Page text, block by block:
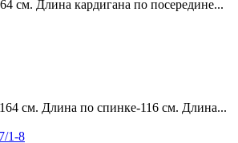
см. Длина кардигана по посередине...
см. Длина по спинке-116 см. Длина...